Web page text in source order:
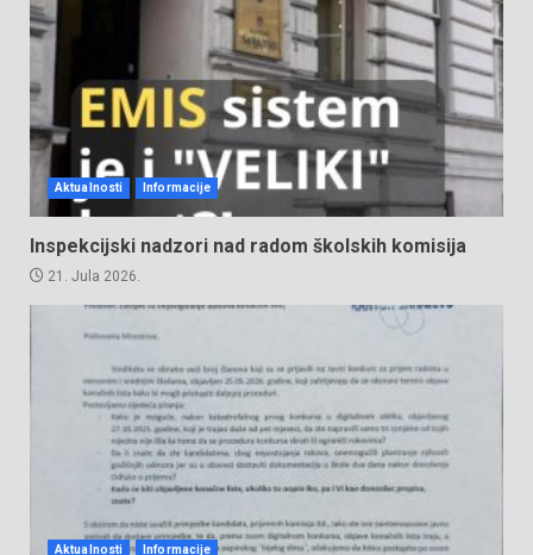
Aktualnosti Informacije
Inspekcijski nadzori nad radom školskih komisija
21. Jula 2026.
Aktualnosti Informacije